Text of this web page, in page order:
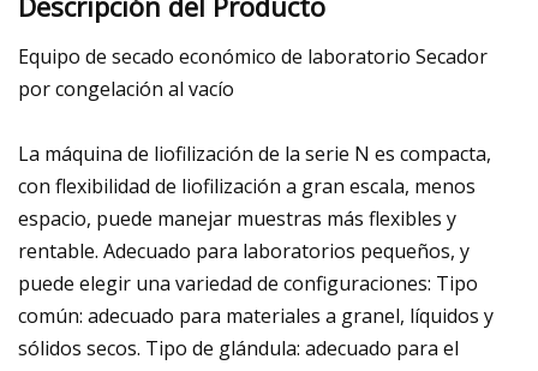
Equipo de secado económico de laboratorio Secador
por congelación al vacío
La máquina de liofilización de la serie N es compacta,
con flexibilidad de liofilización a gran escala, menos
espacio, puede manejar muestras más flexibles y
rentable. Adecuado para laboratorios pequeños, y
puede elegir una variedad de configuraciones: Tipo
común: adecuado para materiales a granel, líquidos y
sólidos secos. Tipo de glándula: adecuado para el